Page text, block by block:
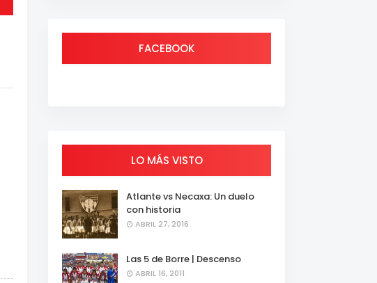
FACEBOOK
LO MÁS VISTO
Atlante vs Necaxa: Un duelo
con historia
ABRIL 27, 2016
Las 5 de Borre | Descenso
ABRIL 16, 2011